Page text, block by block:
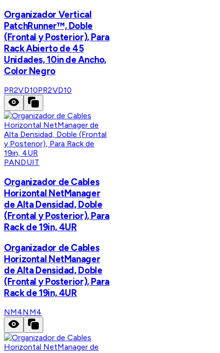
Organizador Vertical
PatchRunner™, Doble
(Frontal y Posterior), Para
Rack Abierto de 45
Unidades, 10in de Ancho,
Color Negro
PR2VD10PR2VD10
PANDUIT
Organizador de Cables
Horizontal NetManager
de Alta Densidad, Doble
(Frontal y Posterior), Para
Rack de 19in, 4UR
Organizador de Cables
Horizontal NetManager
de Alta Densidad, Doble
(Frontal y Posterior), Para
Rack de 19in, 4UR
NM4NM4